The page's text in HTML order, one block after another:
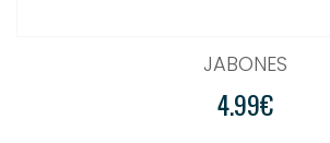
JABONES
4.99€